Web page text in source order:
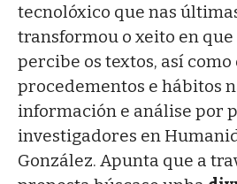
tecnolóxico que nas
transformou o xeito en que
percibe os textos, así como
procedementos e hábitos
información e análise por
investigadores en
González. Apunta que a